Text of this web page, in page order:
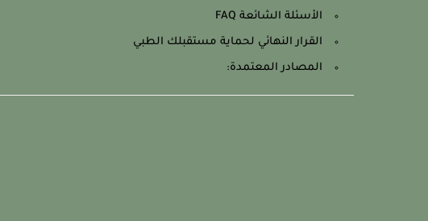
الأسئلة الشائعة FAQ
القرار النهائي لحماية مستقبلك الطبي
المصادر المعتمدة: